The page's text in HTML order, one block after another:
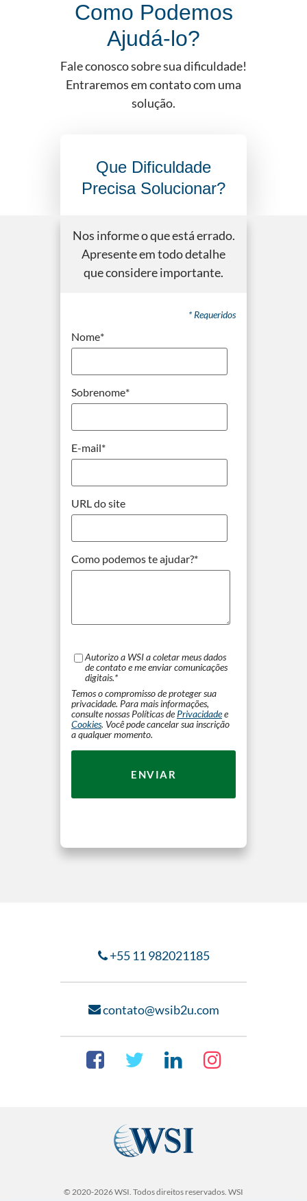
Como Podemos
Ajudá-lo?
Fale conosco sobre sua dificuldade!
Entraremos em contato com uma
solução.
Que Dificuldade
Precisa Solucionar?
Nos informe o que está errado.
Apresente em todo detalhe
que considere importante.
* Requeridos
Nome*
Sobrenome*
E-mail*
URL do site
Como podemos te ajudar?*
Autorizo ​​a WSI a coletar meus dados
de contato e me enviar comunicações
digitais.*
Temos o compromisso de proteger sua
privacidade. Para mais informações,
consulte nossas Políticas dePrivacidadee
Cookies. Você pode cancelar sua inscrição
a qualquer momento.
+55 11 982021185
contato@wsib2u.com
© 2020-2026WSI. Todos direitos reservados. WSI